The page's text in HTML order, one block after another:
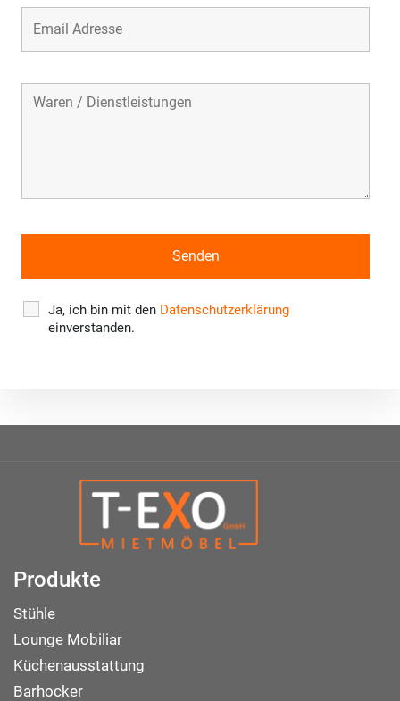
Ja, ich bin mit den Datenschutzerklärung
einverstanden.
Produkte
Stühle
Lounge Mobiliar
Küchenausstattung
Barhocker